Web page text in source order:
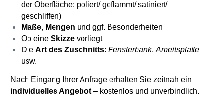
der Oberfläche: poliert/ geflammt/ satiniert/
geschliffen)
Maße, Mengen und ggf. Besonderheiten
Ob eine Skizze vorliegt
Die Art des Zuschnitts: Fensterbank, Arbeitsplatte
usw.
individuelles Angebot – kostenlos und unverbindlich.